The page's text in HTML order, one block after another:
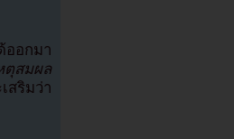
ออกมา
ตุสมผล
สริมว่า